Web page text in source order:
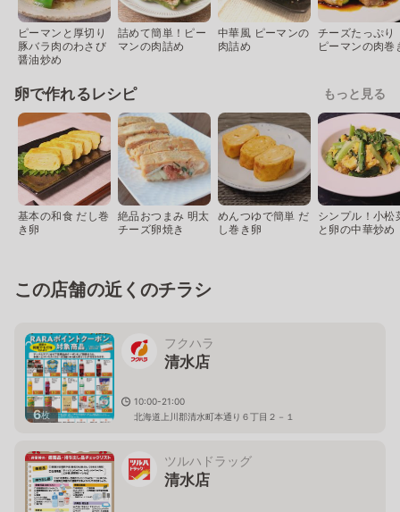
ピーマンと厚切り
豚バラ肉のわさび
醤油炒め
詰めて簡単！ピー
マンの肉詰め
中華風 ピーマンの
肉詰め
チーズたっぷり
ピーマンの肉巻
卵で作れるレシピ もっと見る
基本の和食 だし巻
き卵
絶品おつまみ 明太
チーズ卵焼き
めんつゆで簡単 だ
し巻き卵
シンプル！小松
と卵の中華炒め
この店舗の近くのチラシ
6枚
フクハラ
清水店
10:00-21:00
北海道上川郡清水町本通り６丁目２－１
ツルハドラッグ
清水店